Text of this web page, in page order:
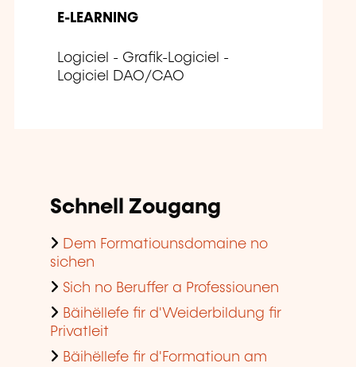
E-LEARNING
Logiciel - Grafik-Logiciel -
Logiciel DAO/CAO
Schnell Zougang
Dem Formatiounsdomaine no
sichen
Sich no Beruffer a Professiounen
Bäihëllefe fir d'Weiderbildung fir
Privatleit
Bäihëllefe fir d'Formatioun am